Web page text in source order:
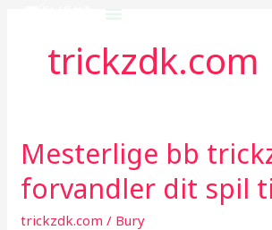
trickzdk.com
Mesterlige bb
forvandler dit spil
trickzdk.com / Bury
Mesterlige
bb
trickz
der